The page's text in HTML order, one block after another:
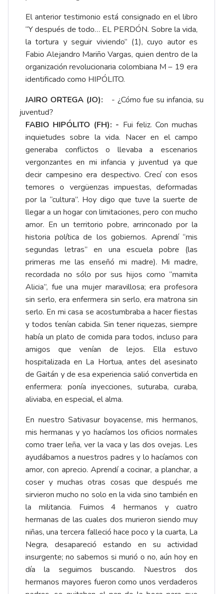
El anterior testimonio está consignado en el libro
“Y después de todo… EL PERDÓN. Sobre la vida,
la tortura y seguir viviendo” (1), cuyo autor es
Fabio Alejandro Mariño Vargas, quien dentro de la
organización revolucionaria colombiana M – 19 era
identificado como HIPÓLITO.
JAIRO ORTEGA (JO):
- ¿Cómo fue su infancia, su
juventud?
FABIO HIPÓLITO (FH): - Fui feliz. Con muchas
inquietudes sobre la vida. Nacer en el campo
generaba conflictos o llevaba a escenarios
vergonzantes en mi infancia y juventud ya que
decir campesino era despectivo. Crecí con esos
temores o vergüenzas impuestas, deformadas
por la “cultura”. Hoy digo que tuve la suerte de
llegar a un hogar con limitaciones, pero con mucho
amor. En un territorio pobre, arrinconado por la
historia política de los gobiernos. Aprendí “mis
segundas letras” en una escuela pobre (las
primeras me las enseñó mi madre). Mi madre,
recordada no sólo por sus hijos como “mamita
Alicia”, fue una mujer maravillosa; era profesora
sin serlo, era enfermera sin serlo, era matrona sin
serlo. En mi casa se acostumbraba a hacer fiestas
y todos tenían cabida. Sin tener riquezas, siempre
había un plato de comida para todos, incluso para
amigos que venían de lejos. Ella estuvo
hospitalizada en La Hortua, antes del asesinato
de Gaitán y de esa experiencia salió convertida en
enfermera: ponía inyecciones, suturaba, curaba,
aliviaba, en especial, el alma.
En nuestro Sativasur boyacense, mis hermanos,
mis hermanas y yo hacíamos los oficios normales
como traer leña, ver la vaca y las dos ovejas. Les
ayudábamos a nuestros padres y lo hacíamos con
amor, con aprecio. Aprendí a cocinar, a planchar, a
coser y muchas otras cosas que después me
sirvieron mucho no solo en la vida sino también en
la militancia. Fuimos 4 hermanos y cuatro
hermanas de las cuales dos murieron siendo muy
niñas, una tercera falleció hace poco y la cuarta, La
Negra, desapareció estando en su actividad
insurgente; no sabemos si murió o no, aún hoy en
día la seguimos buscando. Nuestros dos
hermanos mayores fueron como unos verdaderos